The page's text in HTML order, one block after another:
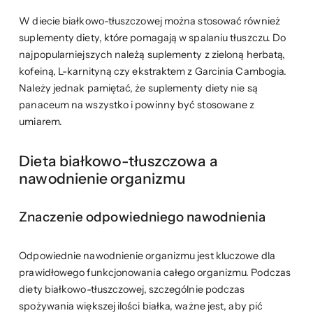
W diecie białkowo-tłuszczowej można stosować również
suplementy diety, które pomagają w spalaniu tłuszczu. Do
najpopularniejszych należą suplementy z zieloną herbatą,
kofeiną, L-karnityną czy ekstraktem z Garcinia Cambogia.
Należy jednak pamiętać, że suplementy diety nie są
panaceum na wszystko i powinny być stosowane z
umiarem.
Dieta białkowo-tłuszczowa a
nawodnienie organizmu
Znaczenie odpowiedniego nawodnienia
Odpowiednie nawodnienie organizmu jest kluczowe dla
prawidłowego funkcjonowania całego organizmu. Podczas
diety białkowo-tłuszczowej, szczególnie podczas
spożywania większej ilości białka, ważne jest, aby pić